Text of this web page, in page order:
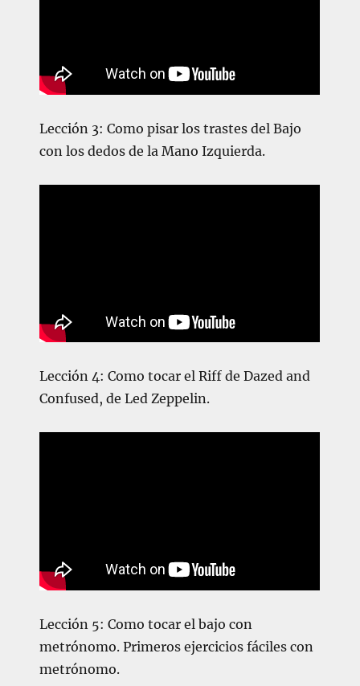
Lección 3: Como pisar los trastes del Bajo
con los dedos de la Mano Izquierda.
Lección 4: Como tocar el Riff de Dazed and
Confused, de Led Zeppelin.
Lección 5: Como tocar el bajo con
metrónomo. Primeros ejercicios fáciles con
metrónomo.